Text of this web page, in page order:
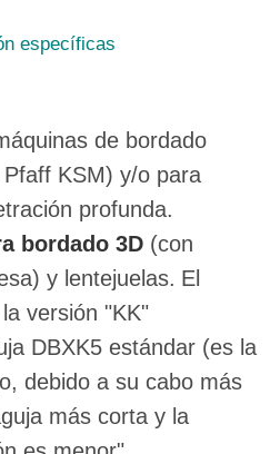
producto
tiene
opciones
se
elegir
en
la
página
de
producto
específicas
de bordado
KSM) y/o para
profunda.
bordado 3D (con
y lentejuelas. El
versión "KK"
DBXK5 estándar (es la
debido a su cabo más
más corta y la